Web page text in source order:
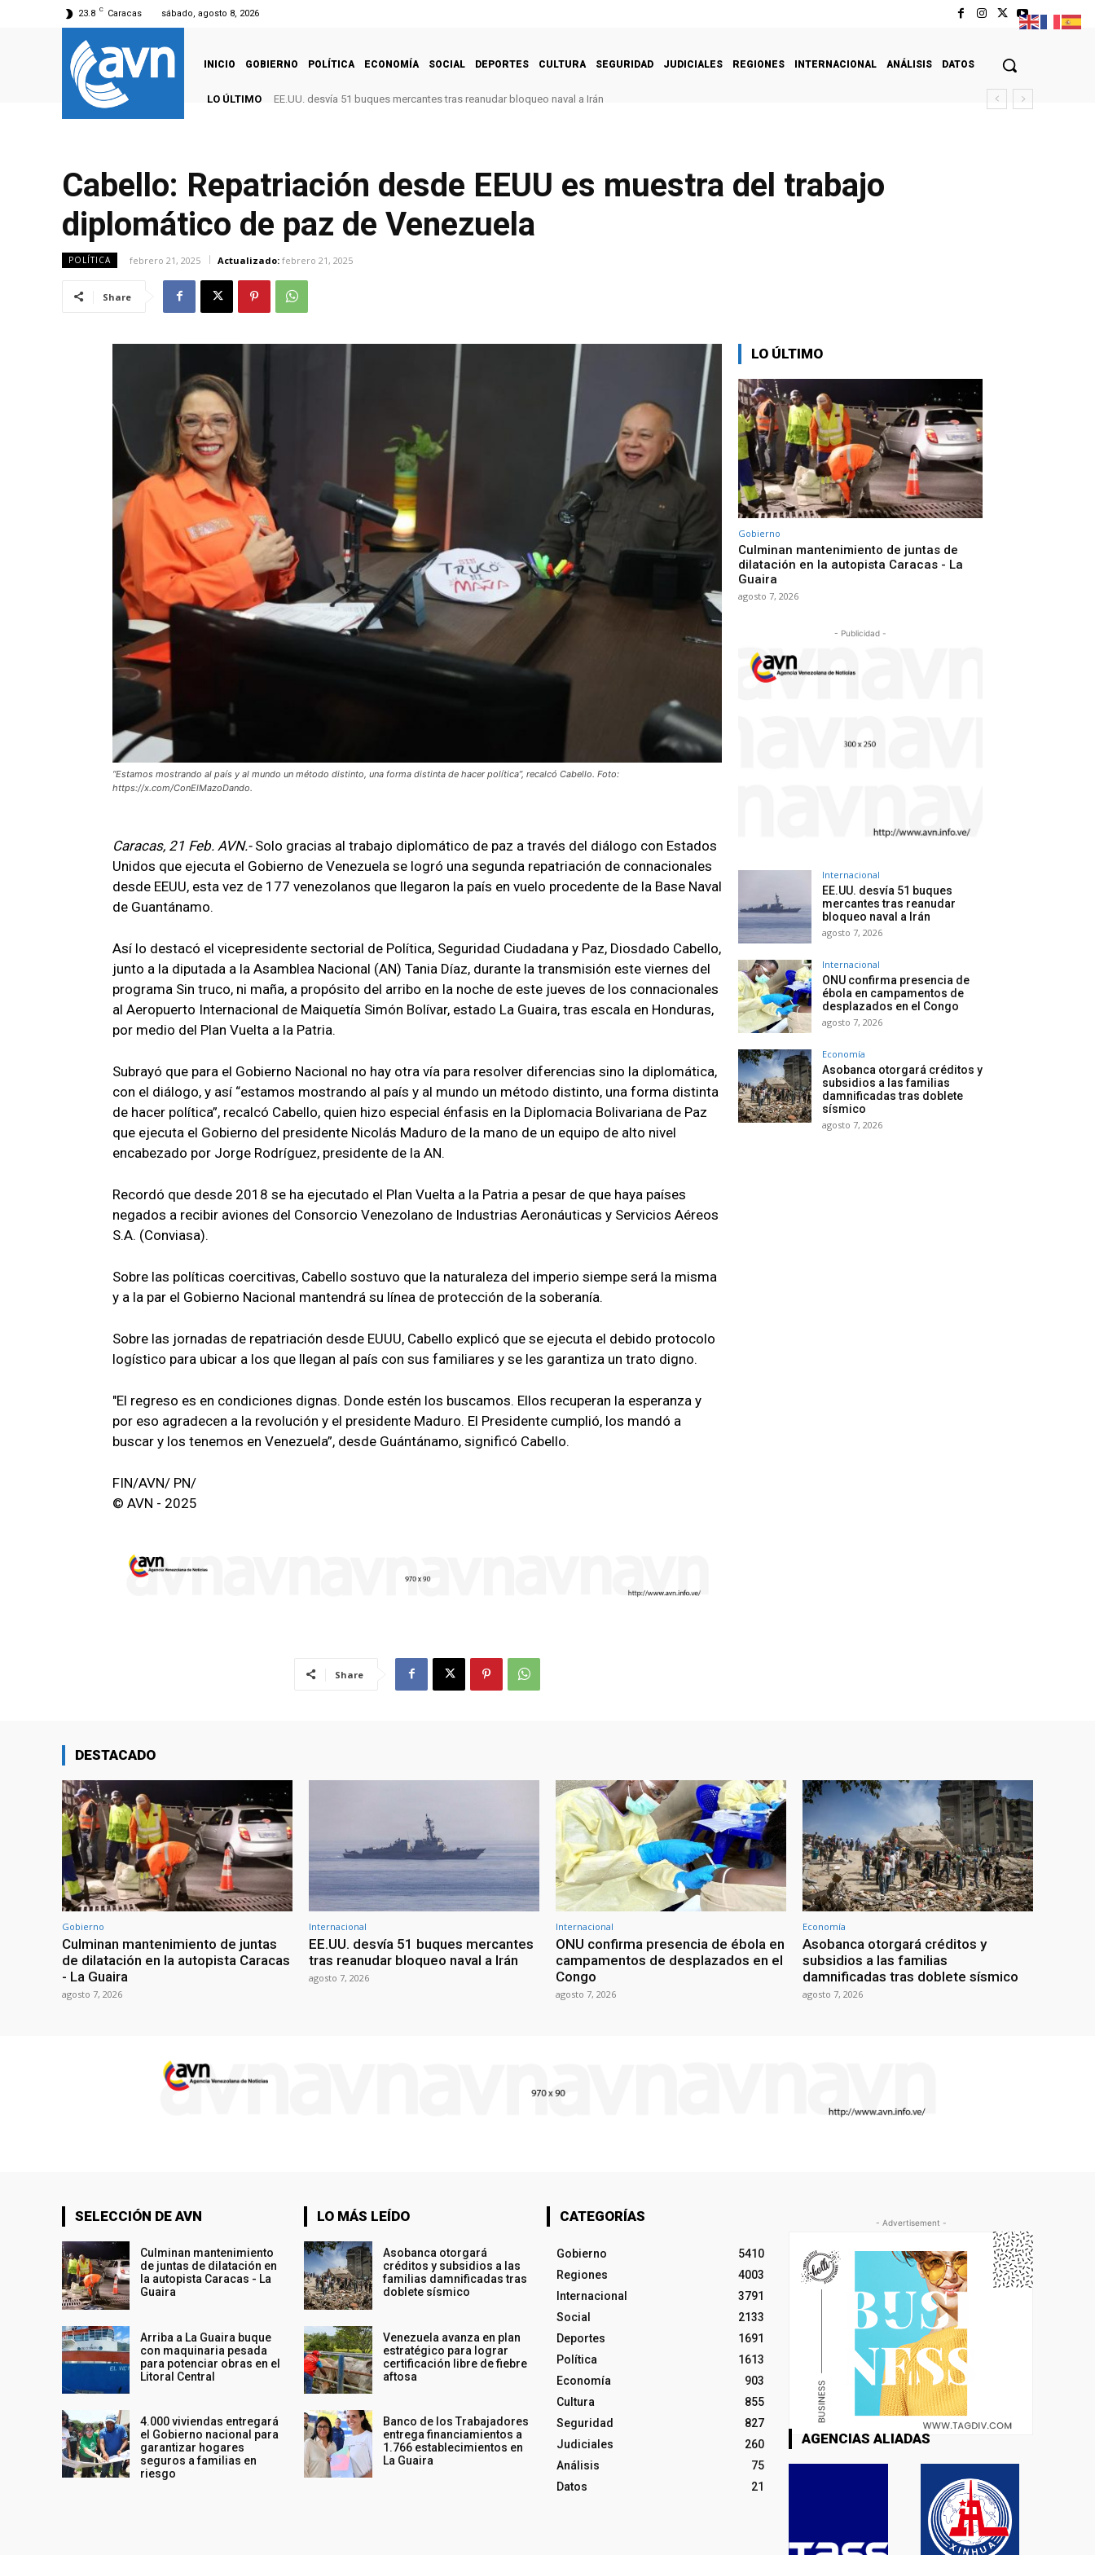
23.8 C Caracas sábado, agosto 8, 2026
INICIO GOBIERNO POLÍTICA ECONOMÍA SOCIAL DEPORTES CULTURA SEGURIDAD JUDICIALES REGIONES INTERNACIONAL ANÁLISIS DATOS
LO ÚLTIMO EE.UU. desvía 51 buques mercantes tras reanudar bloqueo naval a Irán
Cabello: Repatriación desde EEUU es muestra del trabajo
diplomático de paz de Venezuela
POLÍTICA febrero 21, 2025 Actualizado: febrero 21, 2025
Share
“Estamos mostrando al país y al mundo un método distinto, una forma distinta de hacer política”, recalcó Cabello. Foto:
https://x.com/ConElMazoDando.
Caracas, 21 Feb. AVN.- Solo gracias al trabajo diplomático de paz a través del diálogo con Estados
Unidos que ejecuta el Gobierno de Venezuela se logró una segunda repatriación de connacionales
desde EEUU, esta vez de 177 venezolanos que llegaron la país en vuelo procedente de la Base Naval
de Guantánamo.
Así lo destacó el vicepresidente sectorial de Política, Seguridad Ciudadana y Paz, Diosdado Cabello,
junto a la diputada a la Asamblea Nacional (AN) Tania Díaz, durante la transmisión este viernes del
programa Sin truco, ni maña, a propósito del arribo en la noche de este jueves de los connacionales
al Aeropuerto Internacional de Maiquetía Simón Bolívar, estado La Guaira, tras escala en Honduras,
por medio del Plan Vuelta a la Patria.
Subrayó que para el Gobierno Nacional no hay otra vía para resolver diferencias sino la diplomática,
con el diálogo, y así “estamos mostrando al país y al mundo un método distinto, una forma distinta
de hacer política”, recalcó Cabello, quien hizo especial énfasis en la Diplomacia Bolivariana de Paz
que ejecuta el Gobierno del presidente Nicolás Maduro de la mano de un equipo de alto nivel
encabezado por Jorge Rodríguez, presidente de la AN.
Recordó que desde 2018 se ha ejecutado el Plan Vuelta a la Patria a pesar de que haya países
negados a recibir aviones del Consorcio Venezolano de Industrias Aeronáuticas y Servicios Aéreos
S.A. (Conviasa).
Sobre las políticas coercitivas, Cabello sostuvo que la naturaleza del imperio siempe será la misma
y a la par el Gobierno Nacional mantendrá su línea de protección de la soberanía.
Sobre las jornadas de repatriación desde EUUU, Cabello explicó que se ejecuta el debido protocolo
logístico para ubicar a los que llegan al país con sus familiares y se les garantiza un trato digno.
"El regreso es en condiciones dignas. Donde estén los buscamos. Ellos recuperan la esperanza y
por eso agradecen a la revolución y el presidente Maduro. El Presidente cumplió, los mandó a
buscar y los tenemos en Venezuela”, desde Guántánamo, significó Cabello.
FIN/AVN/ PN/
© AVN - 2025
Share
LO ÚLTIMO
Gobierno
Culminan mantenimiento de juntas de
dilatación en la autopista Caracas - La
Guaira
agosto 7, 2026
- Publicidad -
Internacional
EE.UU. desvía 51 buques
mercantes tras reanudar
bloqueo naval a Irán
agosto 7, 2026
Internacional
ONU confirma presencia de
ébola en campamentos de
desplazados en el Congo
agosto 7, 2026
Economía
Asobanca otorgará créditos y
subsidios a las familias
damnificadas tras doblete
sísmico
agosto 7, 2026
DESTACADO
Gobierno
Culminan mantenimiento de juntas
de dilatación en la autopista Caracas
- La Guaira
agosto 7, 2026
Internacional
EE.UU. desvía 51 buques mercantes
tras reanudar bloqueo naval a Irán
agosto 7, 2026
Internacional
ONU confirma presencia de ébola en
campamentos de desplazados en el
Congo
agosto 7, 2026
Economía
Asobanca otorgará créditos y
subsidios a las familias
damnificadas tras doblete sísmico
agosto 7, 2026
SELECCIÓN DE AVN
Culminan mantenimiento
de juntas de dilatación en
la autopista Caracas - La
Guaira
Arriba a La Guaira buque
con maquinaria pesada
para potenciar obras en el
Litoral Central
4.000 viviendas entregará
el Gobierno nacional para
garantizar hogares
seguros a familias en
riesgo
LO MÁS LEÍDO
Asobanca otorgará
créditos y subsidios a las
familias damnificadas tras
doblete sísmico
Venezuela avanza en plan
estratégico para lograr
certificación libre de fiebre
aftosa
Banco de los Trabajadores
entrega financiamientos a
1.766 establecimientos en
La Guaira
CATEGORÍAS
Gobierno
5410
Regiones
4003
Internacional
3791
Social
2133
Deportes
1691
Política
1613
Economía
903
Cultura
855
Seguridad
827
Judiciales
260
Análisis
75
Datos
21
- Advertisement -
AGENCIAS ALIADAS